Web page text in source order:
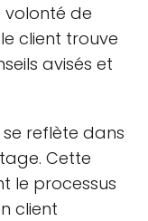
volonté de
client trouve
avisés et
reflète dans
Cette
le processus
client